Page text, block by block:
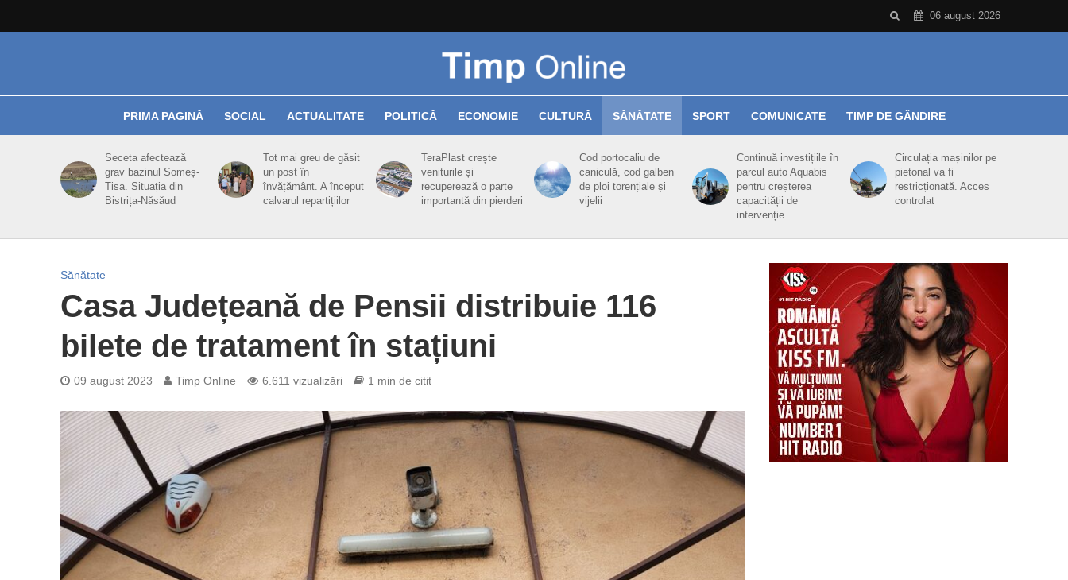
06 august 2026
PRIMA PAGINĂ SOCIAL ACTUALITATE POLITICĂ ECONOMIE CULTURĂ SĂNĂTATE SPORT COMUNICATE TIMP DE GÂNDIRE
Seceta afectează
grav bazinul Someș-
Tisa. Situația din
Bistrița-Năsăud
Tot mai greu de găsit
un post în
învățământ. A început
calvarul repartițiilor
TeraPlast crește
veniturile și
recuperează o parte
importantă din pierderi
Cod portocaliu de
caniculă, cod galben
de ploi torențiale și
vijelii
Continuă investițiile în
parcul auto Aquabis
pentru creșterea
capacității de
intervenție
Circulația mașinilor pe
pietonal va fi
restricționată. Acces
controlat
Sănătate
Casa Județeană de Pensii distribuie 116
bilete de tratament în stațiuni
09 august 2023 Timp Online 6.611 vizualizări 1 min de citit